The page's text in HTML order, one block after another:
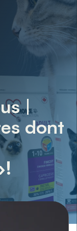
|
dont